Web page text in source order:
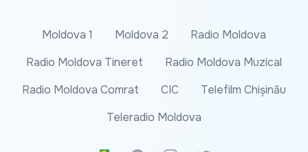
Moldova 1 Moldova 2
Radio Moldova
Radio Moldova Tineret
Radio Moldova Muzical
Radio Moldova Comrat
CIC
Telefilm Chișinău
Teleradio Moldova